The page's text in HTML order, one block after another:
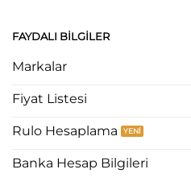
FAYDALI BILGILER
Markalar
Fiyat Listesi
Rulo Hesaplama
Banka Hesap Bilgileri